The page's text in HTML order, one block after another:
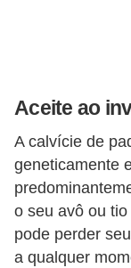
Aceite ao
A calvície de
geneticamente
o seu avô ou
pode perder
a qualquer
r
b
a
o
m